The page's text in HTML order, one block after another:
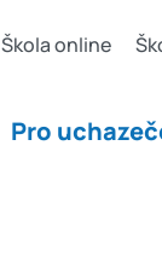
Škola online
Pro